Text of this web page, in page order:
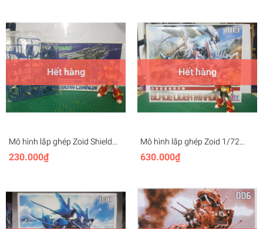
Hết hàng
Mô hình lắp ghép Zoid Shield
Liger 1/72, Customize Parts
Double Beam Canon
230.000₫
Hết hàng
Mô hình lắp ghép Zoid 1/72
Blade Liger Mirage Peal silver
630.000₫